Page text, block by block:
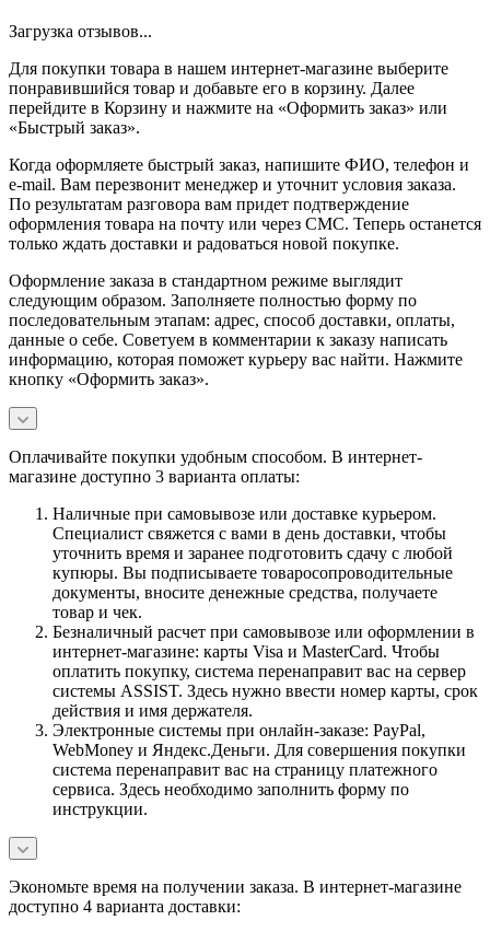
Загрузка отзывов...
Для покупки товара в нашем интернет-магазине выберите
понравившийся товар и добавьте его в корзину. Далее
перейдите в Корзину и нажмите на «Оформить заказ» или
«Быстрый заказ».
Когда оформляете быстрый заказ, напишите ФИО, телефон и
e-mail. Вам перезвонит менеджер и уточнит условия заказа.
По результатам разговора вам придет подтверждение
оформления товара на почту или через СМС. Теперь останется
только ждать доставки и радоваться новой покупке.
Оформление заказа в стандартном режиме выглядит
следующим образом. Заполняете полностью форму по
последовательным этапам: адрес, способ доставки, оплаты,
данные о себе. Советуем в комментарии к заказу написать
информацию, которая поможет курьеру вас найти. Нажмите
кнопку «Оформить заказ».
Оплачивайте покупки удобным способом. В интернет-
магазине доступно 3 варианта оплаты:
Наличные при самовывозе или доставке курьером.
Специалист свяжется с вами в день доставки, чтобы
уточнить время и заранее подготовить сдачу с любой
купюры. Вы подписываете товаросопроводительные
документы, вносите денежные средства, получаете
товар и чек.
Безналичный расчет при самовывозе или оформлении в
интернет-магазине: карты Visa и MasterCard. Чтобы
оплатить покупку, система перенаправит вас на сервер
системы ASSIST. Здесь нужно ввести номер карты, срок
действия и имя держателя.
Электронные системы при онлайн-заказе: PayPal,
WebMoney и Яндекс.Деньги. Для совершения покупки
система перенаправит вас на страницу платежного
сервиса. Здесь необходимо заполнить форму по
инструкции.
Экономьте время на получении заказа. В интернет-магазине
доступно 4 варианта доставки: